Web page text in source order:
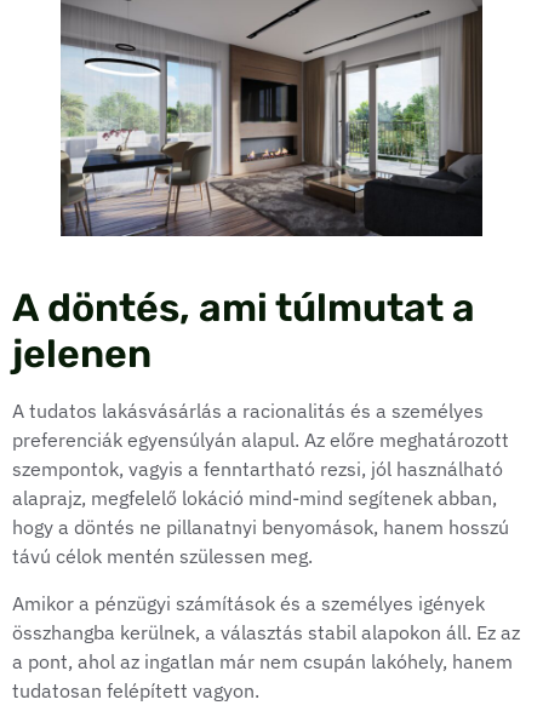
A döntés, ami túlmutat a
jelenen
A tudatos lakásvásárlás a racionalitás és a személyes
preferenciák egyensúlyán alapul. Az előre meghatározott
szempontok, vagyis a fenntartható rezsi, jól használható
alaprajz, megfelelő lokáció mind-mind segítenek abban,
hogy a döntés ne pillanatnyi benyomások, hanem hosszú
távú célok mentén szülessen meg.
Amikor a pénzügyi számítások és a személyes igények
összhangba kerülnek, a választás stabil alapokon áll. Ez az
a pont, ahol az ingatlan már nem csupán lakóhely, hanem
tudatosan felépített vagyon.